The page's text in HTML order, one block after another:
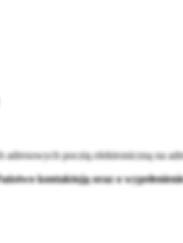
pocztą elektroniczną na
kontaktują oraz o